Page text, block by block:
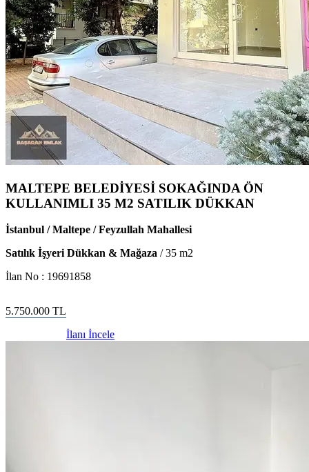
MALTEPE BELEDİYESİ SOKAĞINDA ÖN
KULLANIMLI 35 M2 SATILIK DÜKKAN
İstanbul / Maltepe / Feyzullah Mahallesi
Satılık İşyeri Dükkan & Mağaza /35 m2
İlan No : 19691858
5.750.000 TL
İlanı İncele